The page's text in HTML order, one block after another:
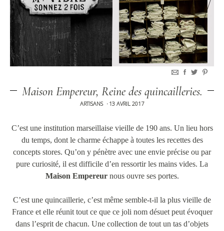
Maison Empereur, Reine des quincailleries.
ARTISANS • 13 AVRIL 2017
C’est une institution marseillaise vieille de 190 ans. Un lieu hors
du temps, dont le charme échappe à toutes les recettes des
concepts stores. Qu’on y pénètre avec une envie précise ou par
pure curiosité, il est difficile d’en ressortir les mains vides. La
Maison Empereurnous ouvre ses portes.
C’est une quincaillerie, c’est même semble-t-il la plus vieille de
France et elle réunit tout ce que ce joli nom désuet peut évoquer
dans l’esprit de chacun. Une collection de tout un tas d’objets